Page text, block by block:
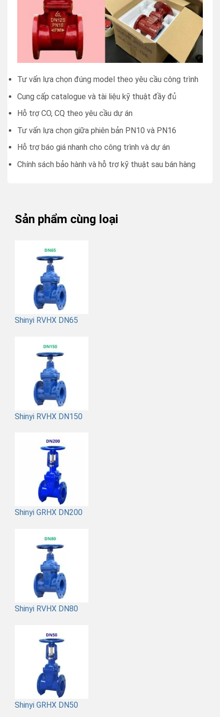
Tư vấn lựa chọn đúng model theo yêu cầu công trình
Cung cấp catalogue và tài liệu kỹ thuật đầy đủ
Hỗ trợ CO, CQ theo yêu cầu dự án
Tư vấn lựa chọn giữa phiên bản PN10 và PN16
Hỗ trợ báo giá nhanh cho công trình và dự án
Chính sách bảo hành và hỗ trợ kỹ thuật sau bán hàng
Sản phẩm cùng loại
Shinyi RVHX DN65
Shinyi RVHX DN150
Shinyi GRHX DN200
Shinyi RVHX DN80
Shinyi GRHX DN50